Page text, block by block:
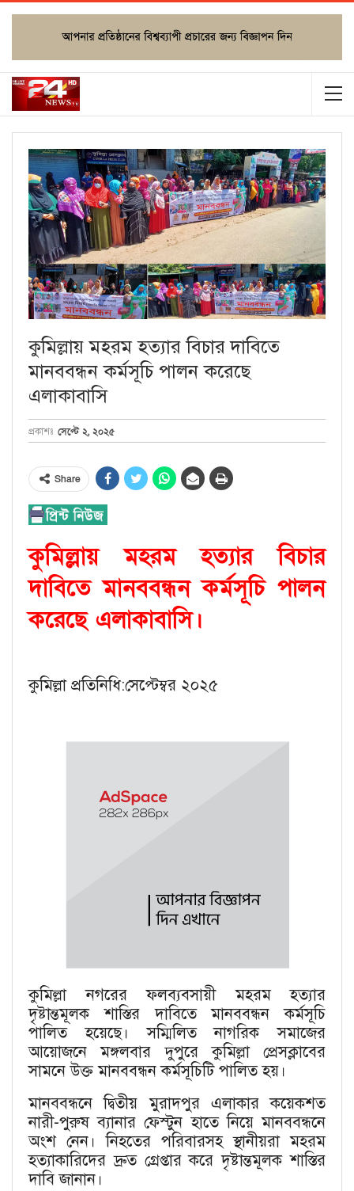
কুমিল্লায় মহরম হত্যার বিচার দাবিতে
মানববন্ধন কর্মসূচি পালন করেছে
এলাকাবাসি
প্রকাশঃ সেপ্টে ২, ২০২৫
Share
কুমিল্লায় মহরম হত্যার বিচার
দাবিতে মানববন্ধন কর্মসূচি পালন
করেছে এলাকাবাসি।
কুমিল্লা প্রতিনিধি:সেপ্টেম্বর ২০২৫
কুমিল্লা নগরের ফলব্যবসায়ী মহরম হত্যার
দৃষ্টান্তমূলক শাস্তির দাবিতে মানববন্ধন কর্মসূচি
পালিত হয়েছে। সম্মিলিত নাগরিক সমাজের
আয়োজনে মঙ্গলবার দুপুরে কুমিল্লা প্রেসক্লাবের
সামনে উক্ত মানববন্ধন কর্মসূচিটি পালিত হয়।
মানববন্ধনে দ্বিতীয় মুরাদপুর এলাকার কয়েকশত
নারী-পুরুষ ব্যানার ফেস্টুন হাতে নিয়ে মানববন্ধনে
অংশ নেন। নিহতের পরিবারসহ স্থানীয়রা মহরম
হত্যাকারিদের দ্রুত গ্রেপ্তার করে দৃষ্টান্তমূলক শাস্তির
দাবি জানান।